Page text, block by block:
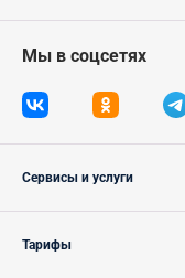
Мы в соцсетях
Сервисы и услуги
Тарифы